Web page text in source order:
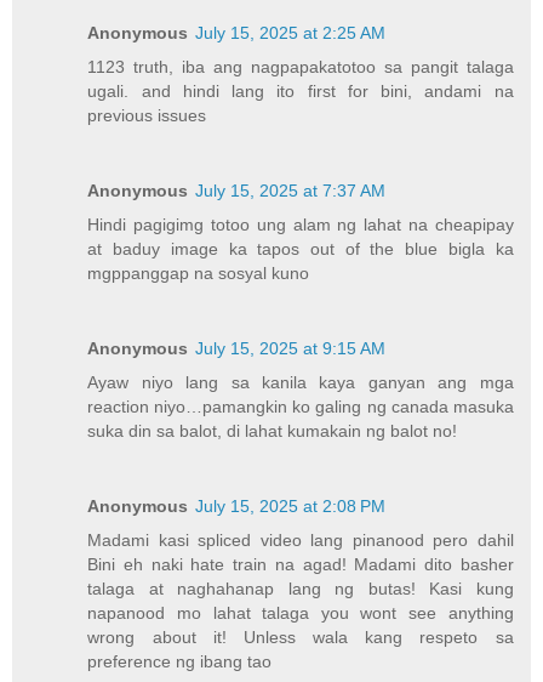
Anonymous July 15, 2025 at 2:25 AM
1123 truth, iba ang nagpapakatotoo sa pangit talaga
ugali. and hindi lang ito first for bini, andami na
previous issues
Anonymous July 15, 2025 at 7:37 AM
Hindi pagigimg totoo ung alam ng lahat na cheapipay
at baduy image ka tapos out of the blue bigla ka
mgppanggap na sosyal kuno
Anonymous July 15, 2025 at 9:15 AM
Ayaw niyo lang sa kanila kaya ganyan ang mga
reaction niyo…pamangkin ko galing ng canada masuka
suka din sa balot, di lahat kumakain ng balot no!
Anonymous July 15, 2025 at 2:08 PM
Madami kasi spliced video lang pinanood pero dahil
Bini eh naki hate train na agad! Madami dito basher
talaga at naghahanap lang ng butas! Kasi kung
napanood mo lahat talaga you wont see anything
wrong about it! Unless wala kang respeto sa
preference ng ibang tao